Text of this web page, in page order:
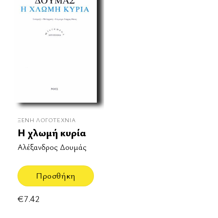
ΞΈΝΗ ΛΟΓΟΤΕΧΝΊΑ
Η χλωμή κυρία
Αλέξανδρος Δουμάς
Προσθήκη
€7.42